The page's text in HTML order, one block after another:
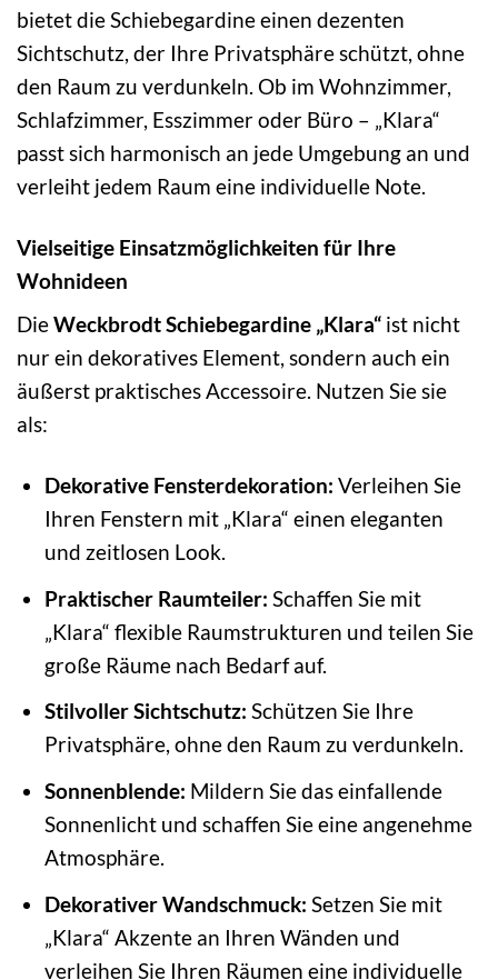
bietet die Schiebegardine einen dezenten
Sichtschutz, der Ihre Privatsphäre schützt, ohne
den Raum zu verdunkeln. Ob im Wohnzimmer,
Schlafzimmer, Esszimmer oder Büro – „Klara“
passt sich harmonisch an jede Umgebung an und
verleiht jedem Raum eine individuelle Note.
Vielseitige Einsatzmöglichkeiten für Ihre
Wohnideen
DieWeckbrodt Schiebegardine „Klara“ ist nicht
nur ein dekoratives Element, sondern auch ein
äußerst praktisches Accessoire. Nutzen Sie sie
als:
Dekorative Fensterdekoration: Verleihen Sie
Ihren Fenstern mit „Klara“ einen eleganten
und zeitlosen Look.
Praktischer Raumteiler: Schaffen Sie mit
„Klara“ flexible Raumstrukturen und teilen Sie
große Räume nach Bedarf auf.
Stilvoller Sichtschutz: Schützen Sie Ihre
Privatsphäre, ohne den Raum zu verdunkeln.
Sonnenblende: Mildern Sie das einfallende
Sonnenlicht und schaffen Sie eine angenehme
Atmosphäre.
Dekorativer Wandschmuck: Setzen Sie mit
„Klara“ Akzente an Ihren Wänden und
verleihen Sie Ihren Räumen eine individuelle